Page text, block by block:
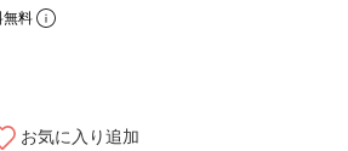
無料
お気に入り追加